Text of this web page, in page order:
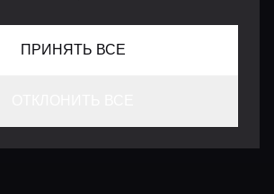
ПРИНЯТЬ ВСЕ